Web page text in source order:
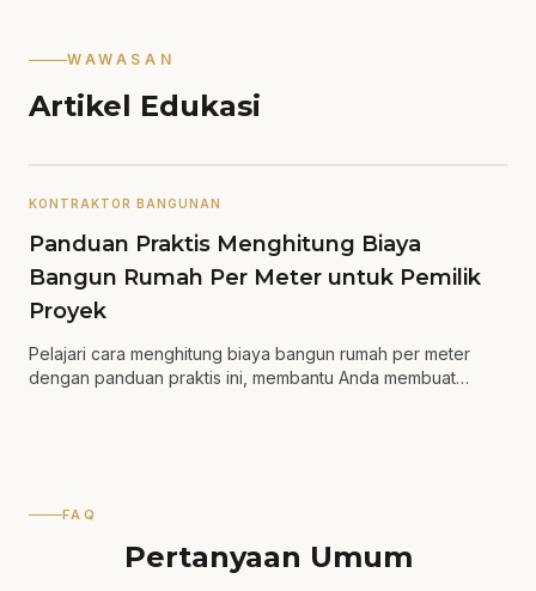
WAWASAN
Artikel Edukasi
KONTRAKTOR BANGUNAN
Panduan Praktis Menghitung Biaya
Bangun Rumah Per Meter untuk Pemilik
Proyek
Pelajari cara menghitung biaya bangun rumah per meter
dengan panduan praktis ini, membantu Anda membuat
FAQ
Pertanyaan Umum